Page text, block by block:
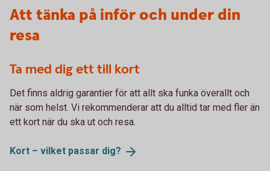
Att tänka på inför och under din
resa
Ta med dig ett till kort
Det finns aldrig garantier för att allt ska funka överallt och
när som helst. Vi rekommenderar att du alltid tar med fler än
ett kort när du ska ut och resa.
Kort – vilket passar dig?